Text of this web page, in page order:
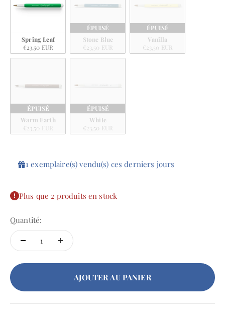
Spring Leaf
€23,50 EUR
ÉPUISÉ
Stone Blue
€23,50 EUR
ÉPUISÉ
Vanilla
€23,50 EUR
ÉPUISÉ
Warm Earth
€23,50 EUR
ÉPUISÉ
White
€23,50 EUR
1exemplaire(s)vendu(s) cesderniers jours
Plus que 2 produits en stock
Quantité:
AJOUTER AU PANIER